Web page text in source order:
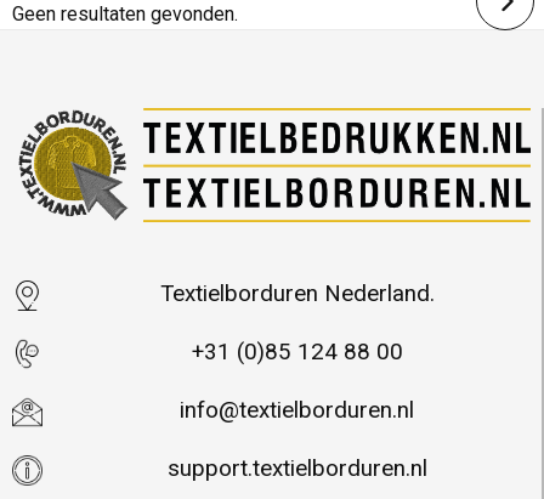
Geen resultaten gevonden.
Textielborduren Nederland.
+31 (0)85 124 88 00
info@textielborduren.nl
support.textielborduren.nl